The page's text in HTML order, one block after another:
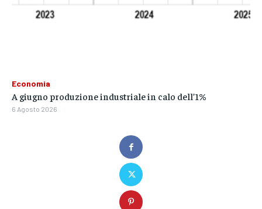
Economia
A giugno produzione industriale in calo dell’1%
6 Agosto 2026